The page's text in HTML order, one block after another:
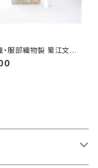
・服部織物製 蜀江文に
花唐草模様 シルク帯
バッグチャーム型スク